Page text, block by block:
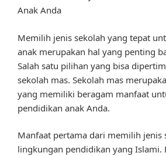
Anak Anda
Memilih jenis sekolah yang tepat
anak merupakan hal yang penting
Salah satu pilihan yang bisa
sekolah mas. Sekolah mas
yang memiliki beragam manfaat
pendidikan anak Anda.
Manfaat pertama dari memilih jenis
lingkungan pendidikan yang Islami.